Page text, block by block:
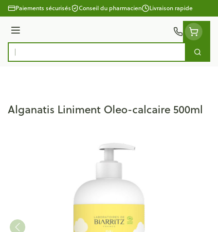
Aller au contenu
Paiements sécurisés Conseil du pharmacien Livraison rapide
Menu
Rechercher
Alganatis Liniment Oleo-calcaire 500ml